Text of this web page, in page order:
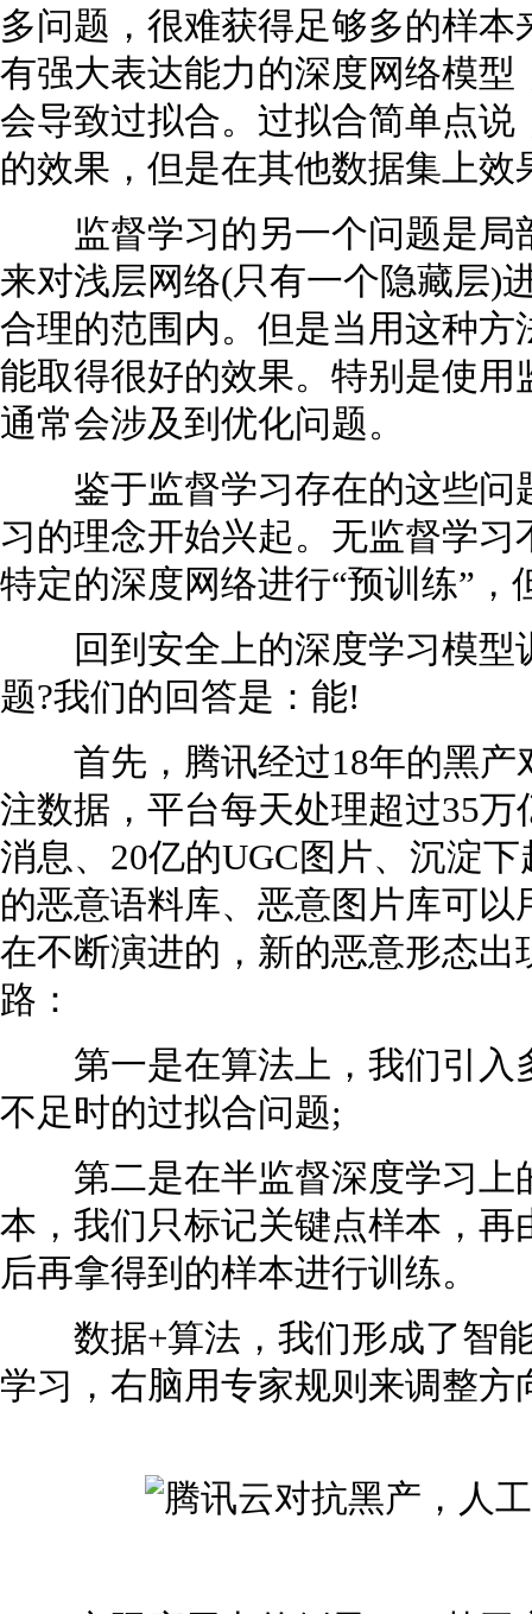
多问题，很难获得足够多的样
有强大表达能力的深度网络模
会导致过拟合。过拟合简单点
的效果，但是在其他数据集上
监督学习的另一个问题是局
来对浅层网络(只有一个隐藏层)
合理的范围内。但是当用这种
能取得很好的效果。特别是使
通常会涉及到优化问题。
鉴于监督学习存在的这些问
习的理念开始兴起。无监督学
特定的深度网络进行“预训练”
回到安全上的深度学习模型
题?我们的回答是：能!
首先，腾讯经过18年的黑产
注数据，平台每天处理超过35
消息、20亿的UGC图片、沉淀
的恶意语料库、恶意图片库可
在不断演进的，新的恶意形态
路：
第一是在算法上，我们引入
不足时的过拟合问题;
第二是在半监督深度学习上
本，我们只标记关键点样本，
后再拿得到的样本进行训练。
数据+算法，我们形成了智能
学习，右脑用专家规则来调整方